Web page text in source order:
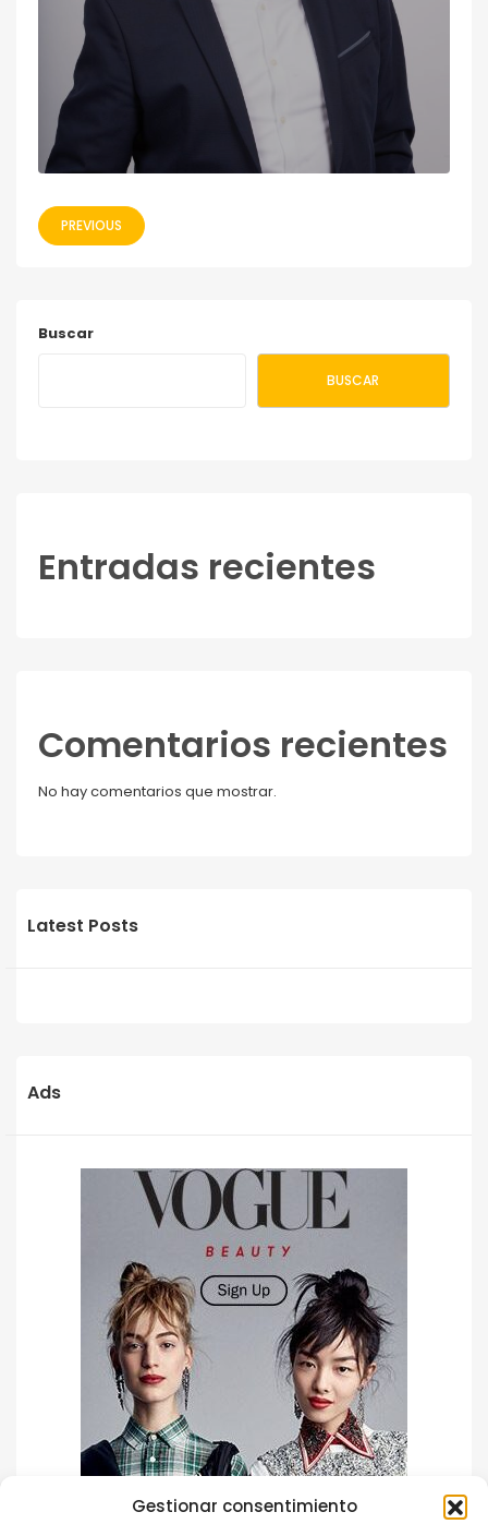
Gestionar consentimiento
PREVIOUS
Buscar
BUSCAR
Entradas recientes
Comentarios recientes
No hay comentarios que mostrar.
Latest Posts
Ads